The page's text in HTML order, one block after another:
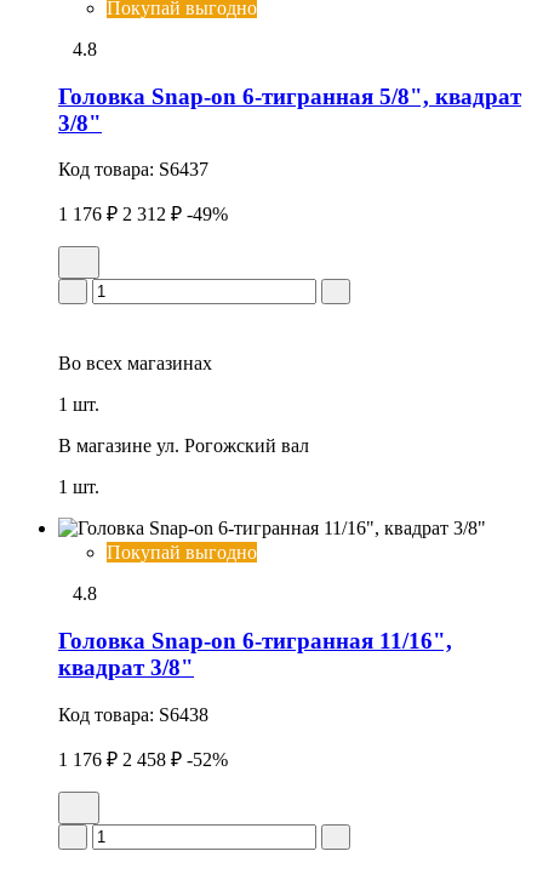
Покупай выгодно
4.8
Головка Snap-on 6-тигранная 5/8", квадрат
3/8"
Код товара: S6437
1 176 ₽ 2 312 ₽ -49%
Во всех магазинах
1 шт.
В магазине ул. Рогожский вал
1 шт.
Покупай выгодно
4.8
Головка Snap-on 6-тигранная 11/16",
квадрат 3/8"
Код товара: S6438
1 176 ₽ 2 458 ₽ -52%